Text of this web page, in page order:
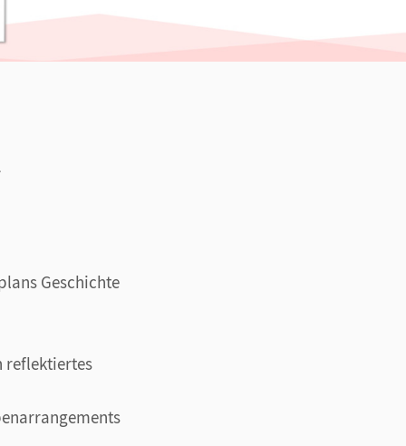
Geschichte
reflektiertes